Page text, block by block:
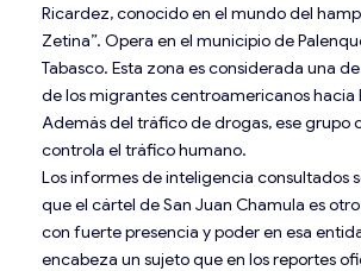
Ricardez, conocido en el mundo del
Zetina”. Opera en el municipio de
Tabasco. Esta zona es considerada una
de los migrantes centroamericanos hacia
Además del tráfico de drogas, ese grupo
controla el tráfico humano.
Los informes de inteligencia consultados
que el cártel de San Juan Chamula es
con fuerte presencia y poder en esa
encabeza un sujeto que en los reportes